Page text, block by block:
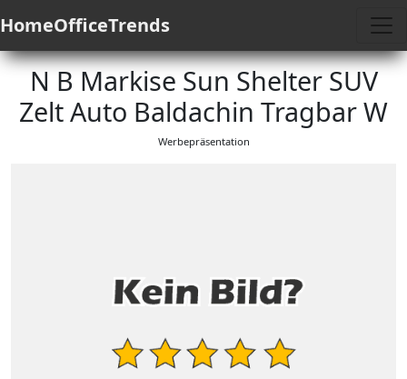
HomeOfficeTrends
N B Markise Sun Shelter SUV
Zelt Auto Baldachin Tragbar W
Werbepräsentation